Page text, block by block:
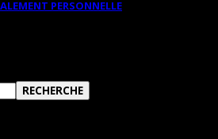
PERSONNELLE